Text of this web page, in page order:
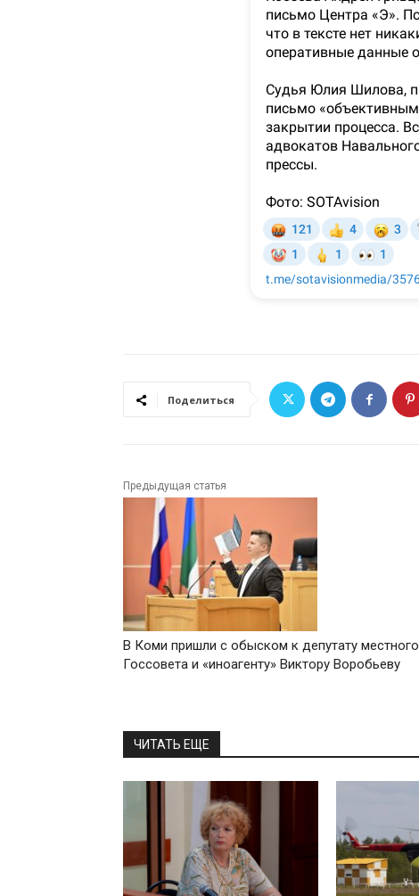
Поделиться
Предыдущая статья
В Коми пришли с обыском к депутату местного
Госсовета и «иноагенту» Виктору Воробьеву
ЧИТАТЬ ЕЩЕ